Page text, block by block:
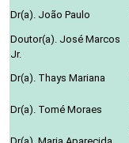
Dr(a). João Paulo
Doutor(a). José Marcos
Jr.
Dr(a). Thays Mariana
Dr(a). Tomé Moraes